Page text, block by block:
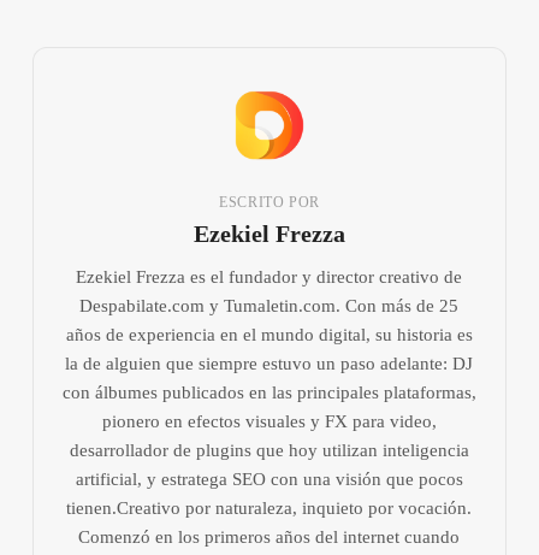
ESCRITO POR
Ezekiel Frezza
Ezekiel Frezza es el fundador y director creativo de
Despabilate.com y Tumaletin.com. Con más de 25
años de experiencia en el mundo digital, su historia es
la de alguien que siempre estuvo un paso adelante: DJ
con álbumes publicados en las principales plataformas,
pionero en efectos visuales y FX para video,
desarrollador de plugins que hoy utilizan inteligencia
artificial, y estratega SEO con una visión que pocos
tienen.Creativo por naturaleza, inquieto por vocación.
Comenzó en los primeros años del internet cuando